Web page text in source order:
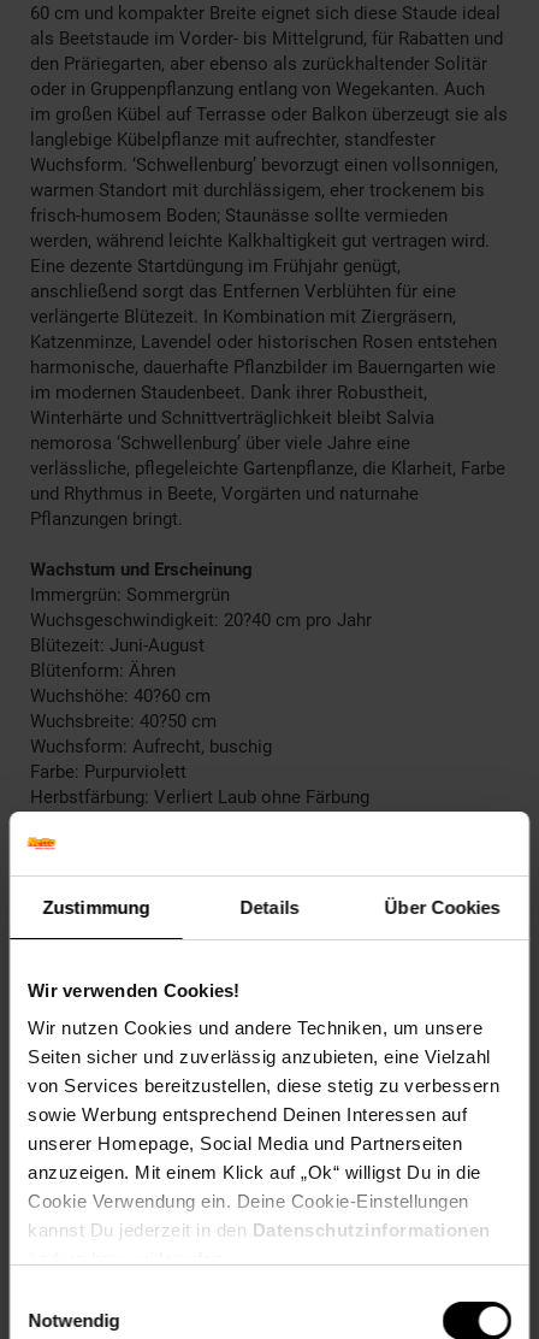
Zustimmung Details Über Cookies
Wir verwenden Cookies!
Wir nutzen Cookies und andere Techniken, um unsere
Seiten sicher und zuverlässig anzubieten, eine Vielzahl
von Services bereitzustellen, diese stetig zu verbessern
sowie Werbung entsprechend Deinen Interessen auf
unserer Homepage, Social Media und Partnerseiten
anzuzeigen. Mit einem Klick auf „Ok“ willigst Du in die
Cookie Verwendung ein. Deine Cookie-Einstellungen
kannst Du jederzeit in den Datenschutzinformationen
Notwendig
60 cm und kompakter Breite eignet sich diese Staude ideal
als Beetstaude im Vorder- bis Mittelgrund, für Rabatten und
den Präriegarten, aber ebenso als zurückhaltender Solitär
oder in Gruppenpflanzung entlang von Wegekanten. Auch
im großen Kübel auf Terrasse oder Balkon überzeugt sie als
langlebige Kübelpflanze mit aufrechter, standfester
Wuchsform. ‘Schwellenburg’ bevorzugt einen vollsonnigen,
warmen Standort mit durchlässigem, eher trockenem bis
frisch-humosem Boden; Staunässe sollte vermieden
werden, während leichte Kalkhaltigkeit gut vertragen wird.
Eine dezente Startdüngung im Frühjahr genügt,
anschließend sorgt das Entfernen Verblühten für eine
verlängerte Blütezeit. In Kombination mit Ziergräsern,
Katzenminze, Lavendel oder historischen Rosen entstehen
harmonische, dauerhafte Pflanzbilder im Bauerngarten wie
im modernen Staudenbeet. Dank ihrer Robustheit,
Winterhärte und Schnittverträglichkeit bleibt Salvia
nemorosa ‘Schwellenburg’ über viele Jahre eine
verlässliche, pflegeleichte Gartenpflanze, die Klarheit, Farbe
und Rhythmus in Beete, Vorgärten und naturnahe
Pflanzungen bringt.
Wachstum und Erscheinung
Immergrün: Sommergrün
Wuchsgeschwindigkeit: 20?40 cm pro Jahr
Blütezeit: Juni-August
Blütenform: Ähren
Wuchshöhe: 40?60 cm
Wuchsbreite: 40?50 cm
Wuchsform: Aufrecht, buschig
Farbe: Purpurviolett
Herbstfärbung: Verliert Laub ohne Färbung
Winterfarbe: Verblasst, bleibt halbschattig
Geschmack: X
Frucht: Keine Frucht
Blattrand: Gezähnt
Standortempfehlung: Sonnig, durchlässig
Pflegeaufwand: Mittel
Lichtbedarf: Sonnig
Wasserbedarf: Mittel
Rückschnitt: Rückschnitt im Frühjahr
Schnittverträglichkeit: Sehr gut
Bodenansprüche: durchlässig und nährstoffreich
Nährstoffgehalt: Mittel
Frosthärte: bis -28 °C
Verwendung: In Klein- und Vorgärten,Im Rosengarten,Im
Eigenschaften